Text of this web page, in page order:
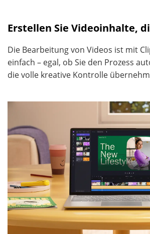
Erstellen Sie Videoinhalte,
Die Bearbeitung von Videos ist mit
einfach – egal, ob Sie den Prozess
die volle kreative Kontrolle